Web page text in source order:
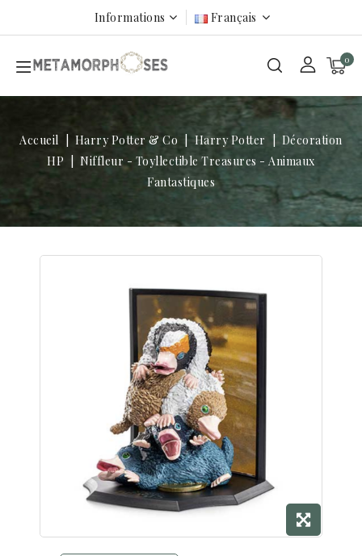
Informations Français
0
Accueil Harry Potter & Co Harry Potter
Décoration
HP
Niffleur - Toyllectible Treasures - Animaux
Fantastiques